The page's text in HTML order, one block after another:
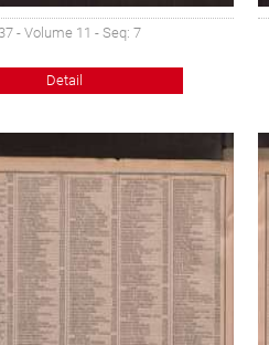
- Volume 11 - Seq: 7
Detail